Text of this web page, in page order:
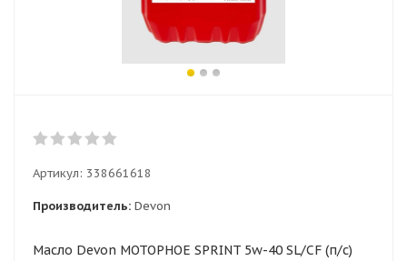
Артикул: 338661618
Производитель: Devon
Масло Devon МОТОРНОЕ SPRINT 5w-40 SL/CF (п/с)